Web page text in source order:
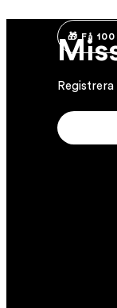
🎁 Få